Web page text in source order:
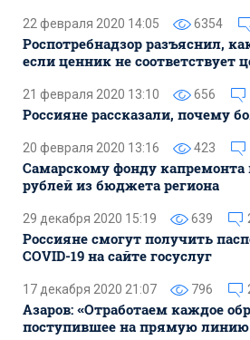
22 февраля 2020 14:05 6354
Роспотребнадзор разъяснил,
если ценник не соответствует
21 февраля 2020 13:10 656
Россияне рассказали, почему
20 февраля 2020 13:16 423
Самарскому фонду
рублей из бюджета региона
29 декабря 2020 15:19 639
Россияне смогут получить
COVID-19 на сайте госуслуг
17 декабря 2020 21:07 796
Азаров: «Отработаем каждое
поступившее на прямую линию